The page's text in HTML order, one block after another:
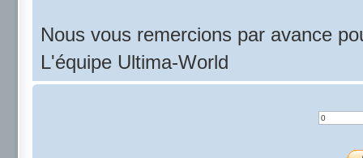
Nous vous remercions par avance
L'équipe Ultima-World